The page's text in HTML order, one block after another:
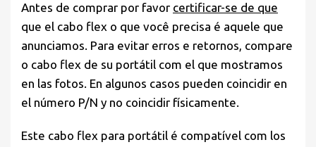
Antes de comprar por favor certificar-se de que
que el cabo flex o que você precisa é aquele que
anunciamos. Para evitar erros e retornos, compare
o cabo flex de su portátil com el que mostramos
en las fotos. En algunos casos pueden coincidir en
el número P/N y no coincidir físicamente.
Este cabo flex para portátil é compatível com los